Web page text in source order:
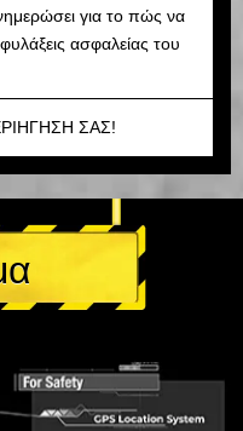
για το πώς να
ασφαλείας του
ΣΑΣ!